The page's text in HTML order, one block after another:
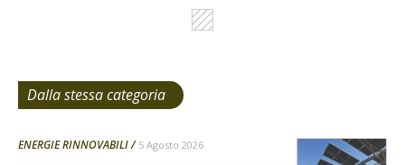
Dalla stessa categoria
ENERGIE RINNOVABILI 5 Agosto 2026